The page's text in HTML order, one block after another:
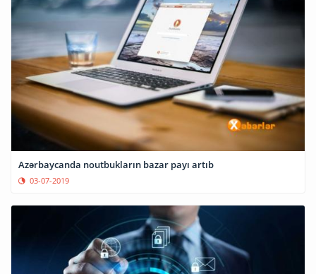
Azərbaycanda noutbukların bazar payı artıb
03-07-2019